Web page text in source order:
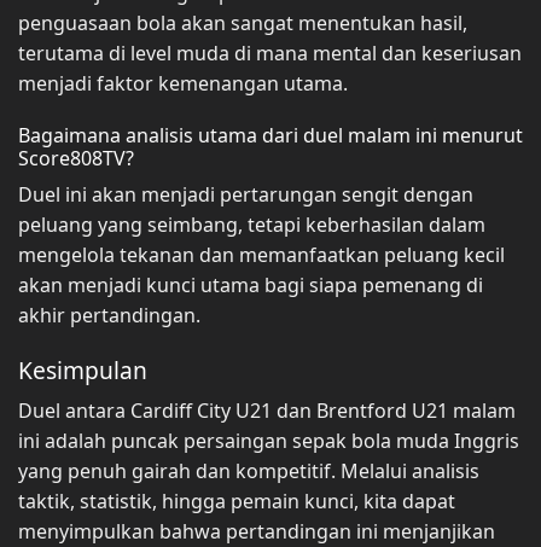
penguasaan bola akan sangat menentukan hasil,
terutama di level muda di mana mental dan keseriusan
menjadi faktor kemenangan utama.
Bagaimana analisis utama dari duel malam ini menurut
Score808TV?
Duel ini akan menjadi pertarungan sengit dengan
peluang yang seimbang, tetapi keberhasilan dalam
mengelola tekanan dan memanfaatkan peluang kecil
akan menjadi kunci utama bagi siapa pemenang di
akhir pertandingan.
Kesimpulan
Duel antara Cardiff City U21 dan Brentford U21 malam
ini adalah puncak persaingan sepak bola muda Inggris
yang penuh gairah dan kompetitif. Melalui analisis
taktik, statistik, hingga pemain kunci, kita dapat
menyimpulkan bahwa pertandingan ini menjanjikan